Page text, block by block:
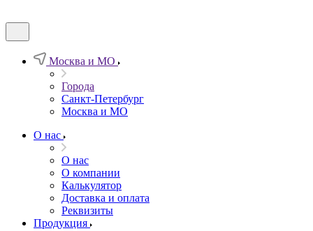
Москва и МО
Города
Санкт-Петербург
Москва и МО
О нас
О нас
О компании
Калькулятор
Доставка и оплата
Реквизиты
Продукция